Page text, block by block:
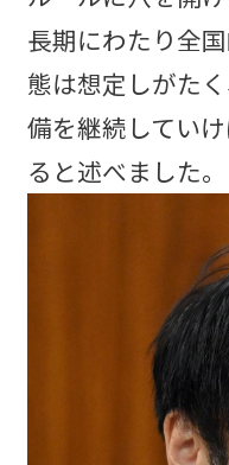
長期にわたり全
態は想定しがた
備を継続してい
ると述べました。